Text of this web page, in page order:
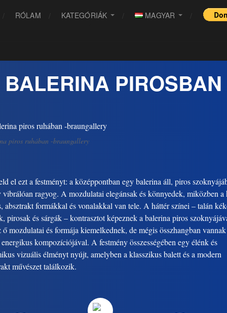
RÓLAM KATEGÓRIÁK MAGYAR
BALERINA PIROSBAN
piros ruhában -braungallery
el ezt a festményt: a középpontban egy balerina áll, piros
vibrálóan ragyog. A mozdulatai elegánsak és könnyedek, miközben a
absztrakt formákkal és vonalakkal van tele. A háttér színei – talán
pirosak és sárgák – kontrasztot képeznek a balerina piros
ő mozdulatai és formája kiemelkednek, de mégis összhangban
kompozíciójával. A festmény összességében egy élénk és
vizuális élményt nyújt, amelyben a klasszikus balett és a modern
művészet találkozik.